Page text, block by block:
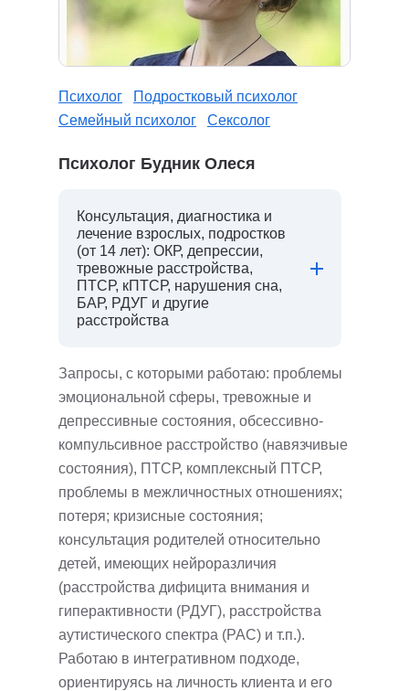
Психолог
Подростковый психолог
Семейный психолог
Сексолог
Психолог Будник Олеся
Консультация, диагностика и
лечение взрослых, подростков
(от 14 лет): ОКР, депрессии,
тревожные расстройства,
ПТСР, кПТСР, нарушения сна,
БАР, РДУГ и другие
расстройства
Запросы, с которыми работаю: проблемы
эмоциональной сферы, тревожные и
депрессивные состояния, обсессивно-
компульсивное расстройство (навязчивые
состояния), ПТСР, комплексный ПТСР,
проблемы в межличностных отношениях;
потеря; кризисные состояния;
консультация родителей относительно
детей, имеющих нейроразличия
(расстройства дифицита внимания и
гиперактивности (РДУГ), расстройства
аутистического спектра (РАС) и т.п.).
Работаю в интегративном подходе,
ориентируясь на личность клиента и его